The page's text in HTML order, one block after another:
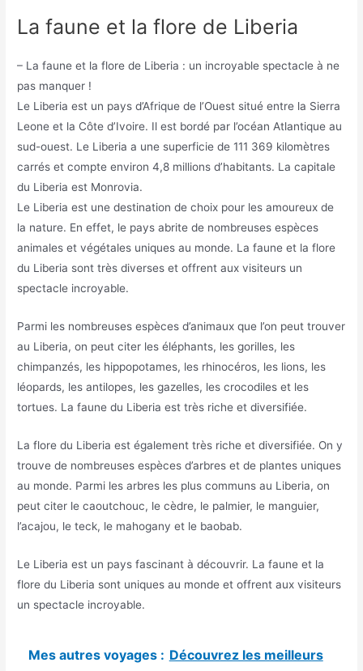
La faune et la flore de Liberia
– La faune et la flore de Liberia : un incroyable spectacle à ne
pas manquer !
Le Liberia est un pays d’Afrique de l’Ouest situé entre la Sierra
Leone et la Côte d’Ivoire. Il est bordé par l’océan Atlantique au
sud-ouest. Le Liberia a une superficie de 111 369 kilomètres
carrés et compte environ 4,8 millions d’habitants. La capitale
du Liberia est Monrovia.
Le Liberia est une destination de choix pour les amoureux de
la nature. En effet, le pays abrite de nombreuses espèces
animales et végétales uniques au monde. La faune et la flore
du Liberia sont très diverses et offrent aux visiteurs un
spectacle incroyable.
Parmi les nombreuses espèces d’animaux que l’on peut trouver
au Liberia, on peut citer les éléphants, les gorilles, les
chimpanzés, les hippopotames, les rhinocéros, les lions, les
léopards, les antilopes, les gazelles, les crocodiles et les
tortues. La faune du Liberia est très riche et diversifiée.
La flore du Liberia est également très riche et diversifiée. On y
trouve de nombreuses espèces d’arbres et de plantes uniques
au monde. Parmi les arbres les plus communs au Liberia, on
peut citer le caoutchouc, le cèdre, le palmier, le manguier,
l’acajou, le teck, le mahogany et le baobab.
Le Liberia est un pays fascinant à découvrir. La faune et la
flore du Liberia sont uniques au monde et offrent aux visiteurs
un spectacle incroyable.
Mes autres voyages : Découvrez les meilleurs